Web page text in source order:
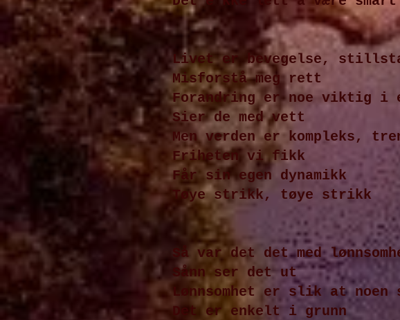
Livet er bevegelse,
Misforstå meg rett
Forandring er noe viktig i
Sier de med vett
Men verden er kompleks,
Friheten vi fikk
Får sin egen dynamikk
Tøye strikk, tøye strikk
Så var det det med
Sånn ser det ut
Lønnsomhet er slik at
Det er enkelt i grunn